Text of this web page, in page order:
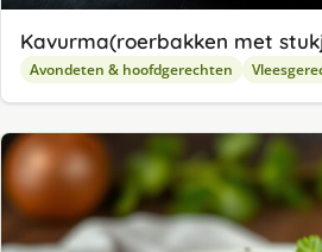
Kavurma(roerbakken met
Avondeten & hoofdgerechten